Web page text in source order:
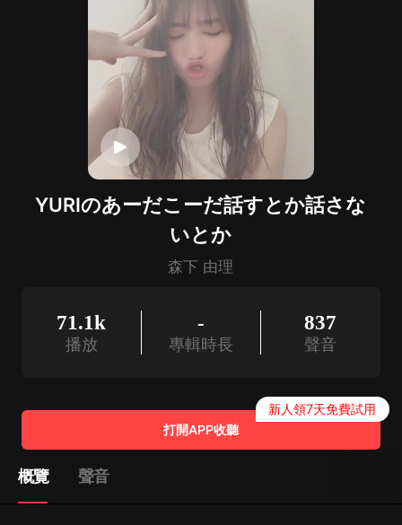
YURIのあーだこーだ話すとか話さな
いとか
森下 由理
71.1k
播放
-
專輯時長
837
聲音
打開APP收聽
新人領7天免費試用
概覽 聲音